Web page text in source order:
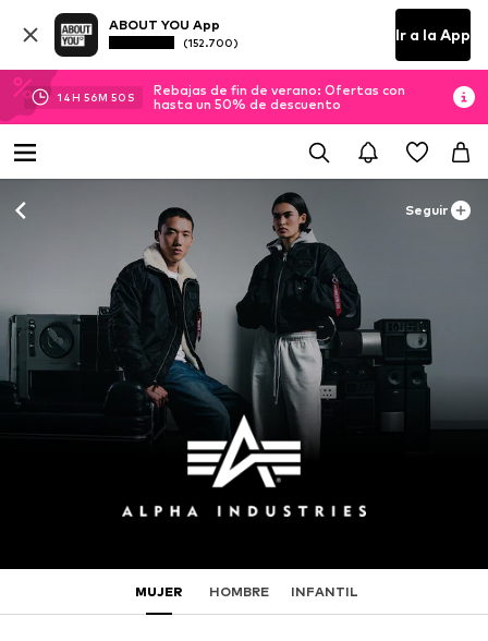
ABOUT YOU App
(152.700) Ir a la App
14H 56M 48 S
Rebajas de fin de verano: Ofertas con
hasta un 50% de descuento
Seguir
MUJER HOMBRE INFANTIL